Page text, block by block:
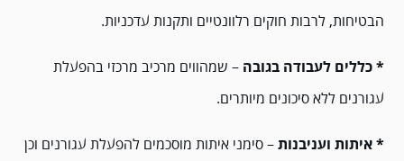
הבטיחות, לרבות חוקים רלוונטיים ותקנות עדכניות.
* כללים לעבודה בגובה – שמהווים מרכיב מרכזי בהפעלת
עגורנים ללא סיכונים מיותרים.
* איתות ועניבנות– סימני איתות מוסכמים להפעלת עגורנים וכן